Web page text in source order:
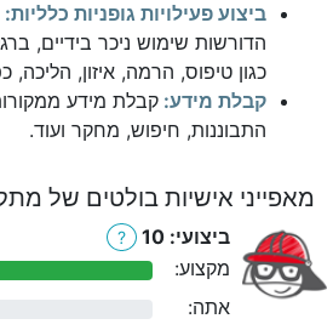
ביצוע פעילויות גופניות כלליות:
הדורשות שימוש ניכר בידיים,
כגון טיפוס, הרמה, איזון, הליכה,
קבלת מידע: קבלת מידע
התבוננות, חיפוש, מחקר ועוד.
מאפייני אישיות בולטים של
ביצועי: 10 ?
מקצוע:
אתה: